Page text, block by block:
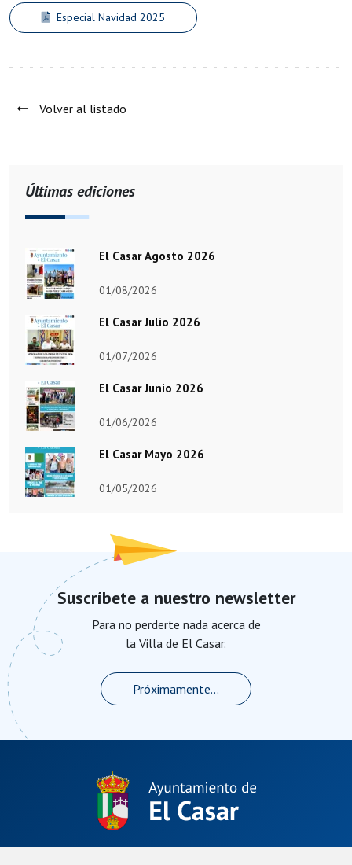
Especial Navidad 2025
Volver al listado
Últimas ediciones
El Casar Agosto 2026
01/08/2026
El Casar Julio 2026
01/07/2026
El Casar Junio 2026
01/06/2026
El Casar Mayo 2026
01/05/2026
Suscríbete a nuestro newsletter
Para no perderte nada acerca de
la Villa de El Casar.
Próximamente...